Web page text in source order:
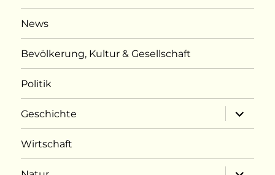
News
Bevölkerung, Kultur & Gesellschaft
Politik
Geschichte
öffnen
Wirtschaft